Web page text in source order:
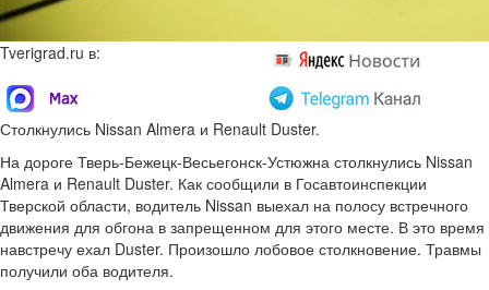
Tverigrad.ru в:
Столкнулись Nissan Almera и Renault Duster.
На дороге Тверь-Бежецк-Весьегонск-Устюжна столкнулись Nissan
Almera и Renault Duster. Как сообщили в Госавтоинспекции
Тверской области, водитель Nissan выехал на полосу встречного
движения для обгона в запрещенном для этого месте. В это время
навстречу ехал Duster. Произошло лобовое столкновение. Травмы
получили оба водителя.